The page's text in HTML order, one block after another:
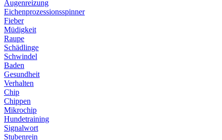
Augenreizung
Eichenprozessionsspinner
Fieber
Müdigkeit
Raupe
Schädlinge
Schwindel
Baden
Gesundheit
Verhalten
Chip
Chippen
Mikrochip
Hundetraining
Signalwort
Stubenrein